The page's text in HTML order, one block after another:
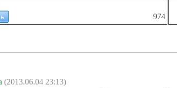
974
(2013.06.04 23:13)